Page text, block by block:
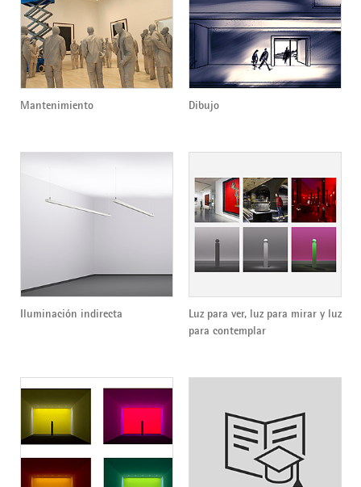
Mantenimiento Dibujo
Iluminación indirecta
Luz para ver, luz para mirar y luz
para contemplar